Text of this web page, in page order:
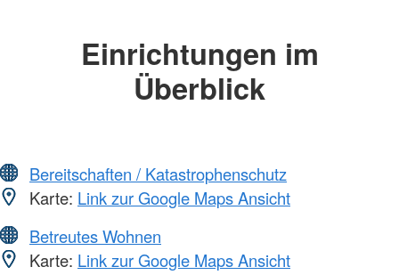
Einrichtungen im
Überblick
Bereitschaften / Katastrophenschutz
Karte: Link zur Google Maps Ansicht
Betreutes Wohnen
Karte: Link zur Google Maps Ansicht